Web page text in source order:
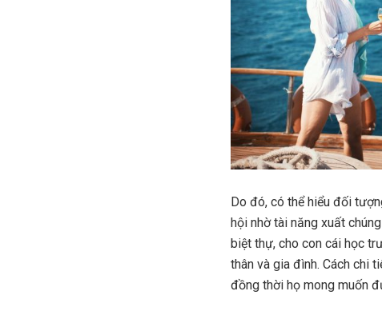
Do đó, có thể hiểu đối
hội nhờ tài năng xuất
biệt thự, cho con cái học
thân và gia đình. Cách chi
đồng thời họ mong muốn